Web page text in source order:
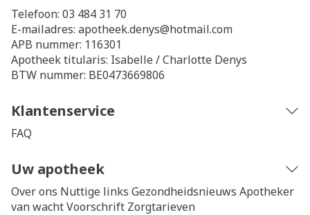
Telefoon: 03 484 31 70
E-mailadres: apotheek.denys@hotmail.com
APB nummer: 116301
Apotheek titularis: Isabelle / Charlotte Denys
BTW nummer: BE0473669806
Klantenservice
FAQ
Uw apotheek
Over ons Nuttige links Gezondheidsnieuws Apotheker
van wachtVoorschrift Zorgtarieven